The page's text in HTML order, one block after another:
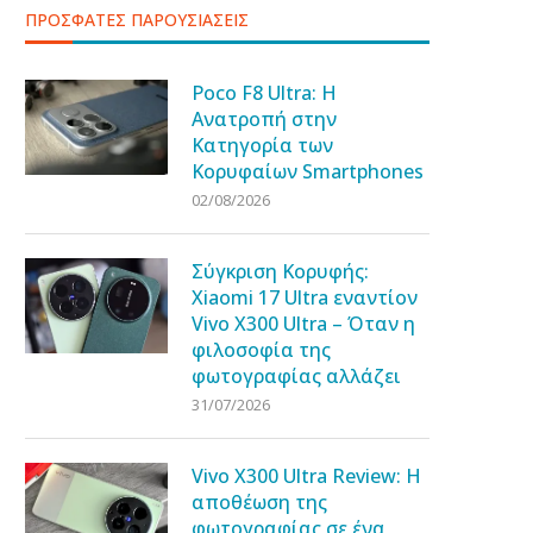
ΠΡΟΣΦΑΤΕΣ ΠΑΡΟΥΣΙΑΣΕΙΣ
Poco F8 Ultra: Η
Ανατροπή στην
Κατηγορία των
Κορυφαίων Smartphones
02/08/2026
Σύγκριση Κορυφής:
Xiaomi 17 Ultra εναντίον
Vivo X300 Ultra – Όταν η
φιλοσοφία της
φωτογραφίας αλλάζει
31/07/2026
Vivo X300 Ultra Review: Η
αποθέωση της